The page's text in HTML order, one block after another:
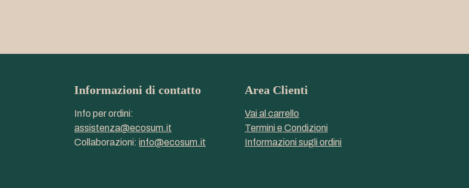
Informazioni di contatto
Info per ordini:
assistenza@ecosum.it
Collaborazioni: info@ecosum.it
Area Clienti
Vai al carrello
Termini e Condizioni
Informazioni sugli ordini